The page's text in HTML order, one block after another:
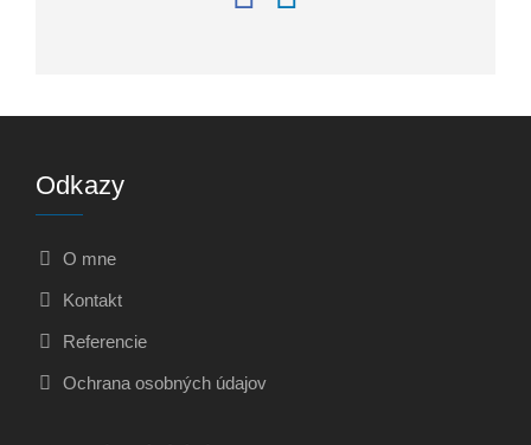
Odkazy
O mne
Kontakt
Referencie
Ochrana osobných údajov